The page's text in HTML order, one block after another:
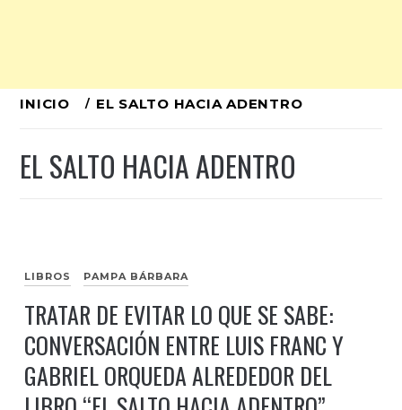
Ir
contenido
INICIO EL SALTO HACIA ADENTRO
EL SALTO HACIA ADENTRO
LIBROS PAMPA BÁRBARA
TRATAR DE EVITAR LO QUE SE SABE:
CONVERSACIÓN ENTRE LUIS FRANC Y
GABRIEL ORQUEDA ALREDEDOR DEL